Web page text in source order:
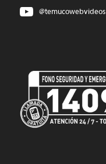
@temucowebvideos